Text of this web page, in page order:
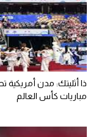
ذا أثليتك: مدن أمريكية
مباريات كأس العالم